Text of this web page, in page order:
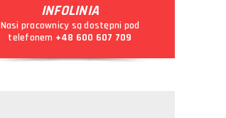
INFOLINIA
Nasi pracownicy są dostępni pod
telefonem +48 600 607 709